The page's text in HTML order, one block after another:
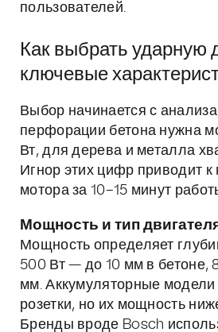
пользователей.
Как выбрать ударную
ключевые
Выбор начинается с
перфорации бетона нужна
Вт, для дерева и металла
Игнор этих цифр приводит к
мотора за 10–15 минут
Мощность и тип
Мощность определяет
500 Вт — до 10 мм в бетоне,
мм. Аккумуляторные модели
розетки, но их мощность
Бренды вроде Bosch